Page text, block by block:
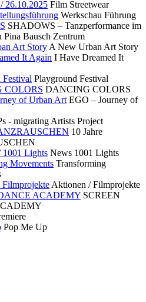
26.10.2025 Film Streetwear
Werkschau Führung
SHADOWS – Tanzperformance im
Pina Bausch Zentrum
Art Story A New Urban Art Story
It Again I Have Dreamed It
Festival Playground Festival
COLORS DANCING COLORS
of Urban Art EGO – Journey of
- migrating Artists Project
10 Jahre
1001 Lights News 1001 Lights
Movements Transforming
Aktionen / Filmprojekte
ACADEMY SCREEN
Pop Me Up